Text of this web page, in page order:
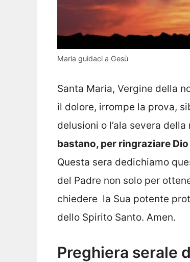
Maria guidaci a Gesù
Santa Maria, Vergine della
il dolore, irrompe la prova,
delusioni o l’ala severa
bastano, per ringraziare Dio
Questa sera dedichiamo
del Padre non solo per
chiedere la Sua potente
dello Spirito Santo. Amen.
Preghiera serale